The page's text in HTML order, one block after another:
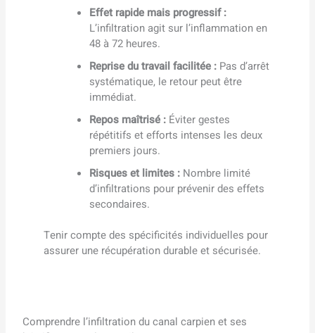
Effet rapide mais progressif :
L’infiltration agit sur l’inflammation en
48 à 72 heures.
Reprise du travail facilitée : Pas d’arrêt
systématique, le retour peut être
immédiat.
Repos maîtrisé : Éviter gestes
répétitifs et efforts intenses les deux
premiers jours.
Risques et limites : Nombre limité
d’infiltrations pour prévenir des effets
secondaires.
Tenir compte des spécificités individuelles pour
assurer une récupération durable et sécurisée.
Comprendre l’infiltration du canal carpien et ses